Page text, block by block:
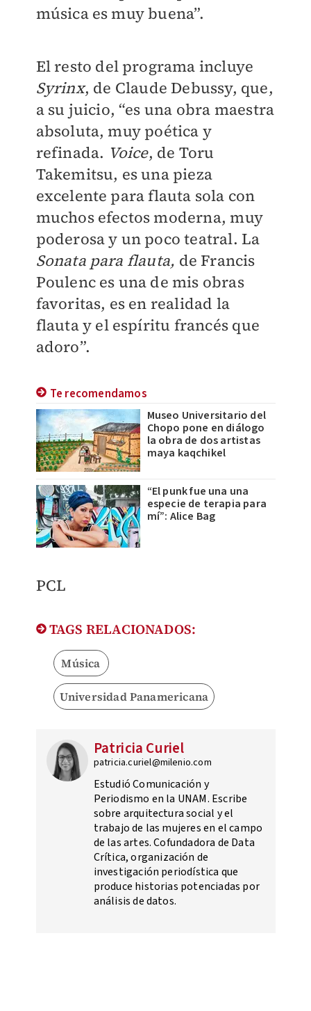
música es muy buena”.
El resto del programa incluye
Syrinx, de Claude Debussy, que,
a su juicio, “es una obra maestra
absoluta, muy poética y
refinada. Voice, de Toru
Takemitsu, es una pieza
excelente para flauta sola con
muchos efectos moderna, muy
poderosa y un poco teatral. La
Sonata para flauta, de Francis
Poulenc es una de mis obras
favoritas, es en realidad la
flauta y el espíritu francés que
adoro”.
Te recomendamos
Museo Universitario del
Chopo pone en diálogo
la obra de dos artistas
maya kaqchikel
“El punk fue una una
especie de terapia para
mí”: Alice Bag
PCL
TAGS RELACIONADOS:
Música
Universidad Panamericana
Patricia Curiel
patricia.curiel@milenio.com
Estudió Comunicación y
Periodismo en la UNAM. Escribe
sobre arquitectura social y el
trabajo de las mujeres en el campo
de las artes. Cofundadora de Data
Crítica, organización de
investigación periodística que
produce historias potenciadas por
análisis de datos.